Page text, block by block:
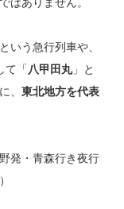
という急行列車や、
て「 八甲田丸」と
、 東北地方を代表
発・青森行き夜行